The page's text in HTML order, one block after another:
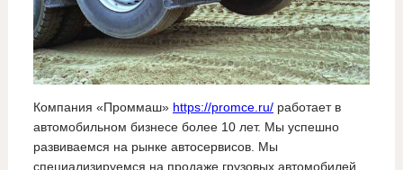
Компания «Проммаш» https://promce.ru/работает в
автомобильном бизнесе более 10 лет. Мы успешно
развиваемся на рынке автосервисов. Мы
специализируемся на продаже грузовых автомобилей,